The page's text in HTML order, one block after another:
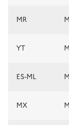
MR
YT
ES-ML
MX